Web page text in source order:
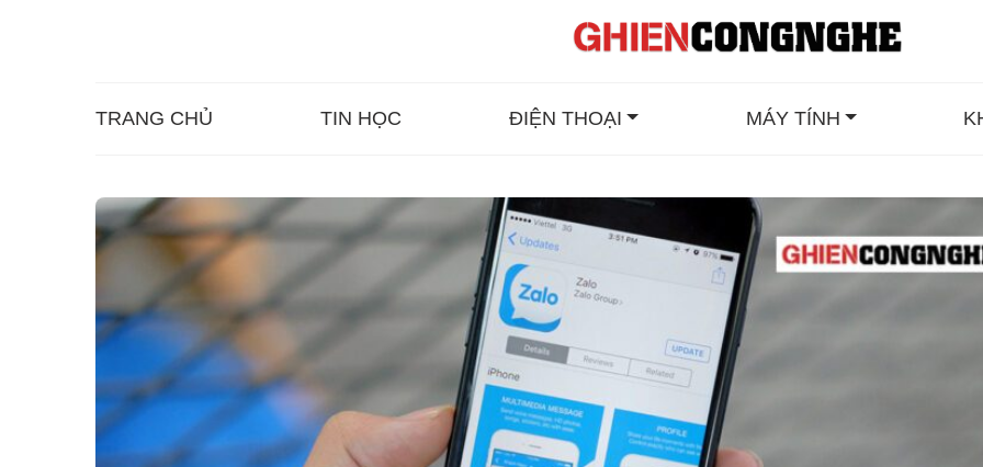
TRANG CHỦ TIN HỌC ĐIỆN THOẠI MÁY TÍNH